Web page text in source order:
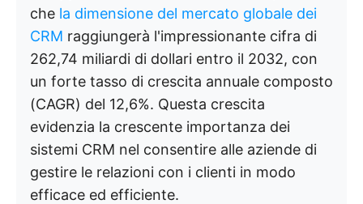
che la dimensione del mercato globale dei
CRM raggiungerà l'impressionante cifra di
262,74 miliardi di dollari entro il 2032, con
un forte tasso di crescita annuale composto
(CAGR) del 12,6%. Questa crescita
evidenzia la crescente importanza dei
sistemi CRM nel consentire alle aziende di
gestire le relazioni con i clienti in modo
efficace ed efficiente.